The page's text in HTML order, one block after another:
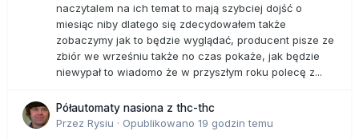
naczytalem na ich temat to mają szybciej dojść o
miesiąc niby dlatego się zdecydowałem także
zobaczymy jak to będzie wyglądać, producent pisze ze
zbiór we wrześniu także no czas pokaże, jak będzie
niewypał to wiadomo że w przyszłym roku polecę z...
Półautomaty nasiona z thc-thc
Przez Rysiu · Opublikowano 19 godzin temu